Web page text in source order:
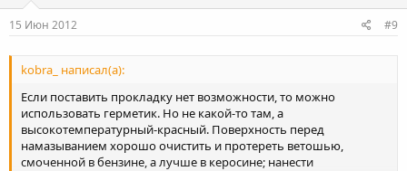
15 Июн 2012 #9
kobra_ написал(а):
Если поставить прокладку нет возможности, то можно
использовать герметик. Но не какой-то там, а
высокотемпературный-красный. Поверхность перед
намазыванием хорошо очистить и протереть ветошью,
смоченной в бензине, а лучше в керосине; нанести